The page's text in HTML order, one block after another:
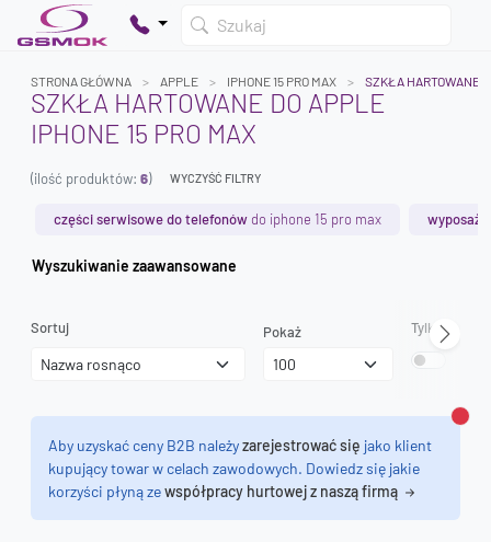
Szukaj
Dodaj produkty, aby kontynuować.
STRONA GŁÓWNA APPLE IPHONE 15 PRO MAX SZKŁA HARTOWANE
SZKŁA HARTOWANE DO APPLE
IPHONE 15 PRO MAX
(ilość produktów: 6) WYCZYŚĆ FILTRY
części serwisowe do telefonów do iphone 15 pro max
Wyszukiwanie zaawansowane
Sortuj Pokaż Tylko
Aby uzyskać ceny B2B należyzarejestrować się jako klient
kupujący towar w celach zawodowych. Dowiedz się jakie
korzyści płyną zewspółpracy hurtowej z naszą firmą